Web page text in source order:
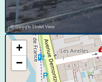
© Google Street View
+
−